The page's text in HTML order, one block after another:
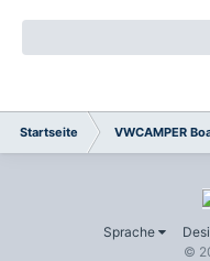
Startseite VWCAMPER
Sprache
©